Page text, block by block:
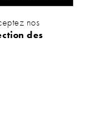
nos
des